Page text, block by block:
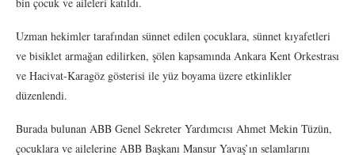
Uzman hekimler tarafından sünnet edilen çocuklara, sünnet kıyafetleri
ve bisiklet armağan edilirken, şölen kapsamında Ankara Kent Orkestrası
ve Hacivat-Karagöz gösterisi ile yüz boyama üzere etkinlikler
düzenlendi.
Burada bulunan ABB Genel Sekreter Yardımcısı Ahmet Mekin Tüzün,
çocuklara ve ailelerine ABB Başkanı Mansur Yavaş’ın selamlarını